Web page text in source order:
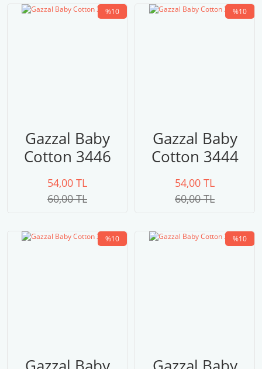
%10
Gazzal Baby
Cotton 3446
54,00 TL
60,00 TL
%10
Gazzal Baby
Cotton 3444
54,00 TL
60,00 TL
%10 %10